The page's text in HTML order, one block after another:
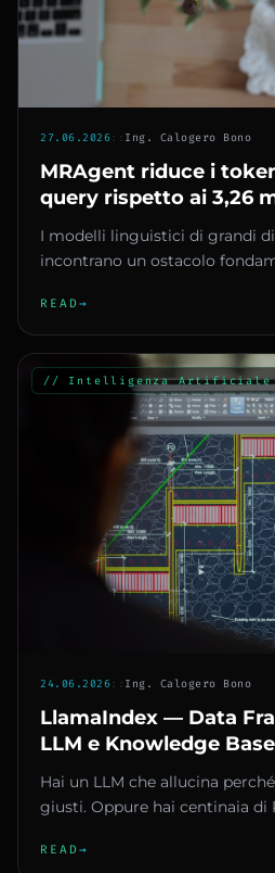
27.06.2026:: Ing. Calogero Bono
MRAgent riduce i
query rispetto ai 3,26
LangMem
I modelli linguistici di grandi
incontrano un ostacolo
READ →
// Intelligenza Artificiale
24.06.2026:: Ing. Calogero Bono
LlamaIndex — Data
LLM e Knowledge
Perdono Dati
Hai un LLM che allucina
giusti. Oppure hai centinaia di
READ →